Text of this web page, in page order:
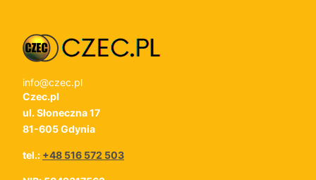
info@czec.pl
Czec.pl
ul. Słoneczna 17
81-605 Gdynia
tel.: +48 516 572 503